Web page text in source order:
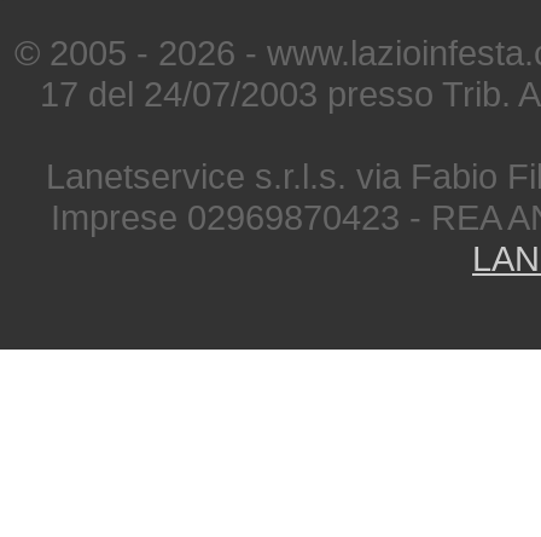
© 2005 - 2026 -
17 del 24/07/2003 presso Trib.
Lanetservice s.r.l.s. via Fabio
Imprese 02969870423 - REA